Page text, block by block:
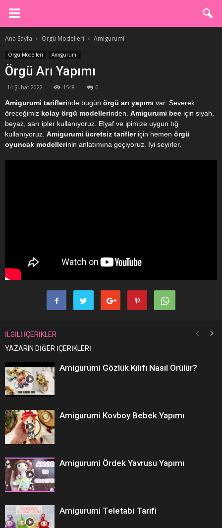
Ana Sayfa Örgü Modelleri Amigurumi
Örgü Modelleri Amigurumi
Örgü Arı Yapımı
14 Şubat 2022 1548 0
Amigurumi tariflerinde bugün örgü arı yapımı var. Severek
öreceğimiz kolay örgü modellerinden. Amigurumi bee için siyah,
beyaz, sarı ipler kullanıyoruz. Elyaf ve ipimize uygun tığ
kullanıyoruz. Amigurumi ücretsiz tarifleriçin hemen örgü
oyuncak modellerinin anlatımına geçiyoruz. İyi seyirler.
İLGİLİ İÇERİKLER
YAZARIN DİĞER İÇERİKLERİ
Amigurumi Gözlük Kılıfı Nasıl Örülür?
Amigurumi Kovboy Bebek Yapımı
Amigurumi Ördek Yavrusu Yapımı
Amigurumi Teletabi Tarifi